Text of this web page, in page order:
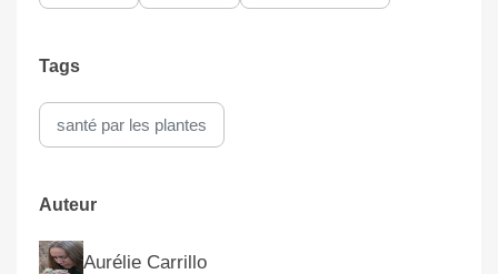
Tags
santé par les plantes
Auteur
Aurélie Carrillo